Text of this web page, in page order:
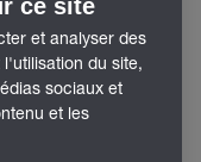
ce site
et analyser des
du site,
sociaux et
et les